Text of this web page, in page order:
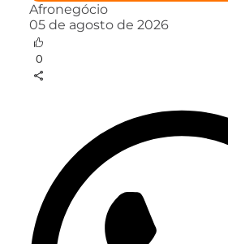
Afronegócio
05 de agosto de 2026
0